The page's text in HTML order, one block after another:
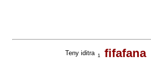
Teny iditra 1 fifafana